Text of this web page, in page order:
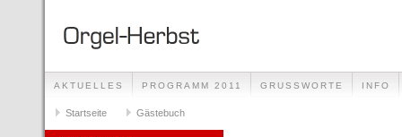
AKTUELLES PROGRAMM 2011 GRUSSWORTE INFO
Startseite Gästebuch